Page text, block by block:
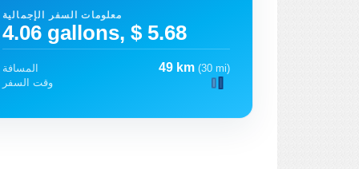
معلومات السفر الإجمالية
4.06 gallons, $ 5.68
المسافة 49 km (30 mi)
وقت السفر